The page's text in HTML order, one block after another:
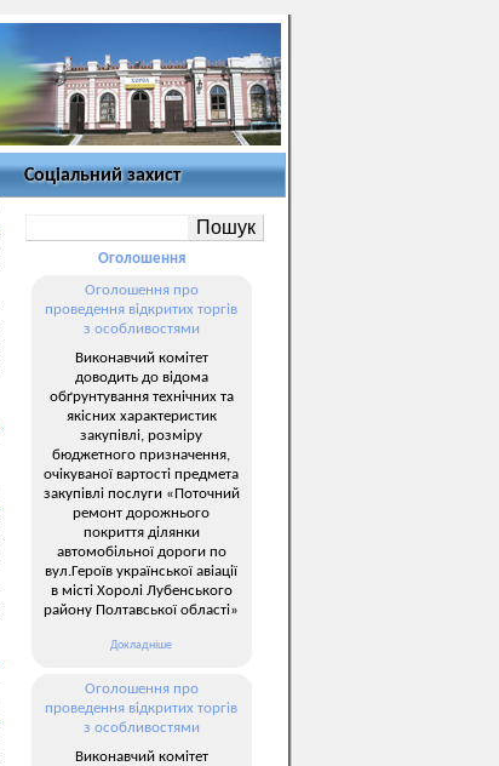
Соціальний захист
Оголошення
Оголошення про
проведення відкритих торгів
з особливостями
Виконавчий комітет
доводить до відома
обґрунтування технічних та
якісних характеристик
закупівлі, розміру
бюджетного призначення,
очікуваної вартості предмета
закупівлі послуги «Поточний
ремонт дорожнього
покриття ділянки
автомобільної дороги по
вул.Героїв української авіації
в місті Хоролі Лубенського
району Полтавської області»
Докладніше
Оголошення про
проведення відкритих торгів
з особливостями
Виконавчий комітет